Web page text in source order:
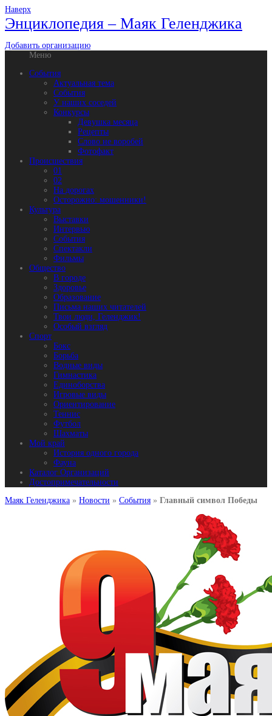
Наверх
Энциклопедия – Маяк Геленджика
Добавить организацию
Меню
События
Актуальная тема
События
У наших соседей
Конкурсы
Девушка месяца
Рецепты
Слово не воробей
Фотофакт
Происшествия
01
02
На дорогах
Осторожно: мошенники!
Культура
Выставки
Интервью
События
Спектакли
Фильмы
Общество
В городе
Здоровье
Образование
Письма наших читателей
Твои люди, Геленджик!
Особый взгляд
Спорт
Бокс
Борьба
Водные виды
Гимнастика
Единоборства
Игровые виды
Ориентирование
Теннис
Футбол
Шахматы
Мой край
История одного города
Фауна
Каталог Организаций
Достопримечательности
Маяк Геленджика » Новости » События » Главный символ Победы